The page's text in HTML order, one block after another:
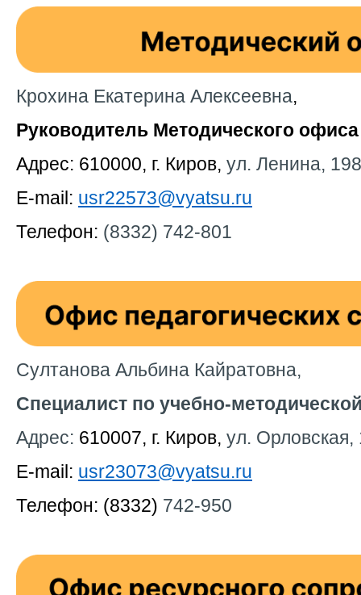
Крохина Екатерина Алексеевна,
Руководитель Методического офиса
Адрес: 610000, г. Киров, ул. Ленина,
E-mail: usr22573@vyatsu.ru
Телефон: (8332) 742-801
Султанова Альбина Кайратовна,
Специалист по учебно-
Адрес: 610007, г. Киров, ул. Орловская,
E-mail: usr23073@vyatsu.ru
Телефон: (8332) 742-950